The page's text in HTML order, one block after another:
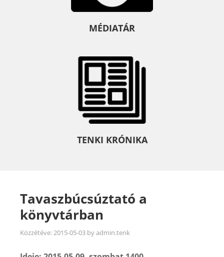
MÉDIATÁR
TENKI KRÓNIKA
Tavaszbúcsúztató a
könyvtárban
Közzétéve:2015-05-03 byadmin.tenk